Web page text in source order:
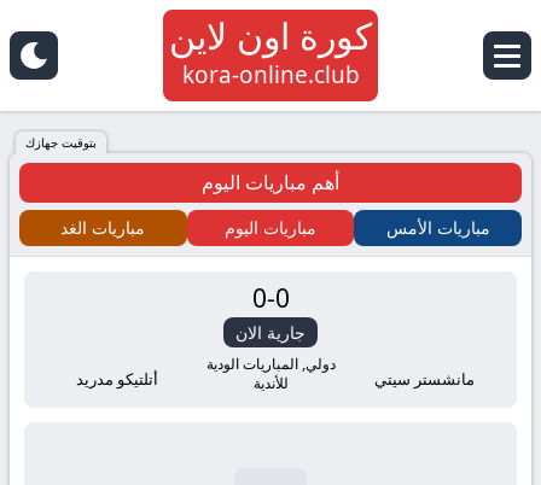
كورة اون لاين
kora-online.club
بتوقيت جهازك
أهم مباريات اليوم
مباريات الأمس مباريات اليوم مباريات الغد
مانشستر سيتي
0
-
0
جارية الان
دولي, المباريات الودية
للأندية
أتلتيكو مدريد